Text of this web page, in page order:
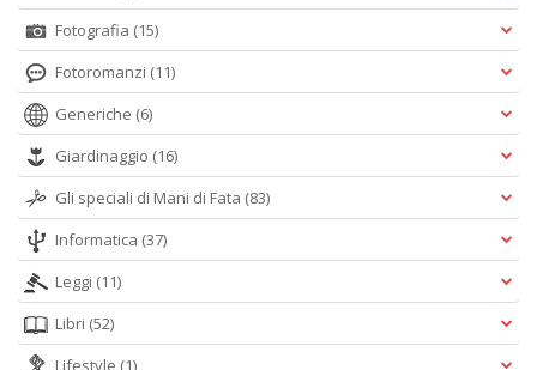
Fotografia (15)
Fotoromanzi (11)
Generiche (6)
Giardinaggio (16)
Gli speciali di Mani di Fata (83)
Informatica (37)
Leggi (11)
Libri (52)
Lifestyle (1)